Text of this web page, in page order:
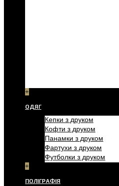
+
ОДЯГ
Кепки з друком
Кофти з друком
Панамки з друком
Фартухи з друком
Футболки з друком
+
ПОЛІГРАФІЯ